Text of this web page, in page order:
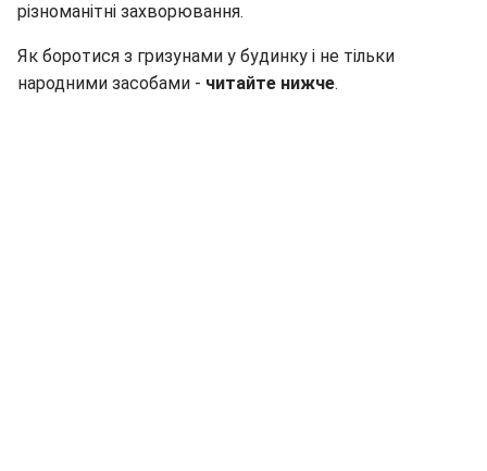
різноманітні захворювання.
Як боротися з гризунами у будинку і не тільки
народними засобами - читайте нижче.